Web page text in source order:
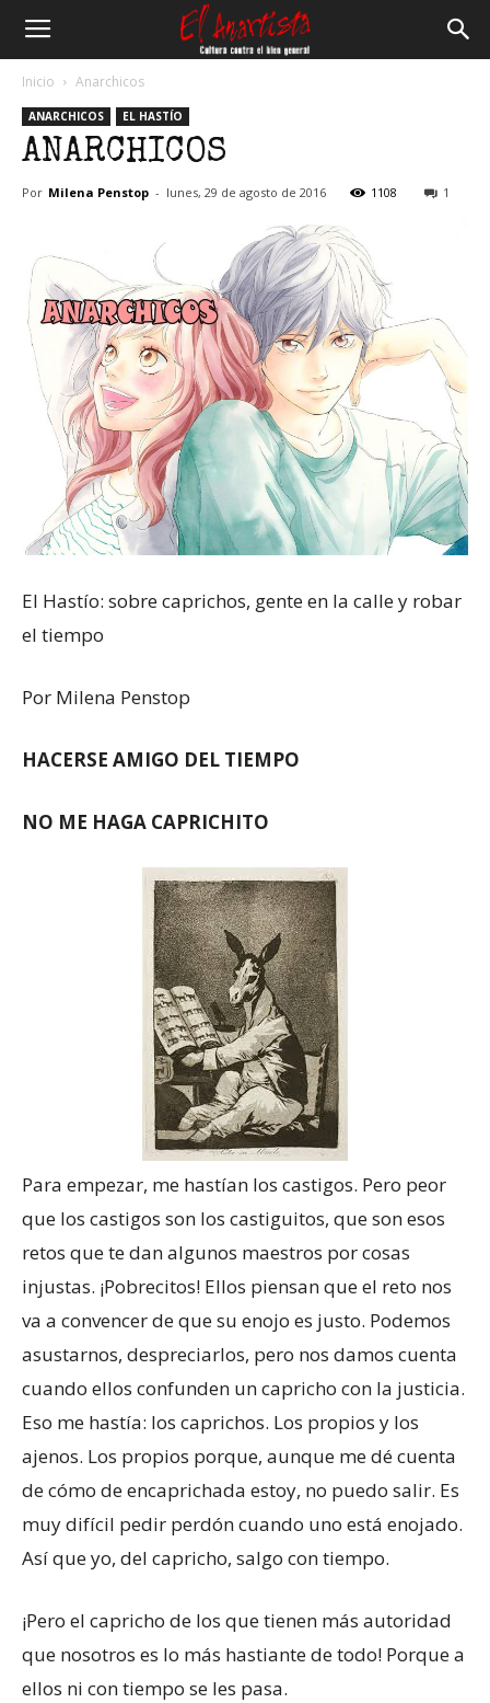
Anartista
Inicio Anarchicos
ANARCHICOS EL HASTÍO
ANARCHICOS
Por Milena Penstop - lunes, 29 de agosto de 2016 1108 1
El Hastío: sobre caprichos, gente en la calle y robar
el tiempo
Por Milena Penstop
HACERSE AMIGO DEL TIEMPO
NO ME HAGA CAPRICHITO
Para empezar, me hastían los castigos. Pero peor
que los castigos son los castiguitos, que son esos
retos que te dan algunos maestros por cosas
injustas. ¡Pobrecitos! Ellos piensan que el reto nos
va a convencer de que su enojo es justo. Podemos
asustarnos, despreciarlos, pero nos damos cuenta
cuando ellos confunden un capricho con la justicia.
Eso me hastía: los caprichos. Los propios y los
ajenos. Los propios porque, aunque me dé cuenta
de cómo de encaprichada estoy, no puedo salir. Es
muy difícil pedir perdón cuando uno está enojado.
Así que yo, del capricho, salgo con tiempo.
¡Pero el capricho de los que tienen más autoridad
que nosotros es lo más hastiante de todo! Porque a
ellos ni con tiempo se les pasa.